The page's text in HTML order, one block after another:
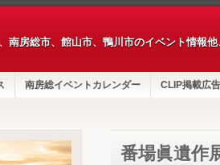
南房総市、館山市、鴨川市のイベント情報
南房総イベントカレンダー CLIP掲載広告
番場眞遺作